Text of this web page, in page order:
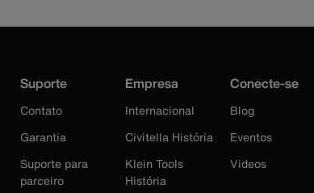
Suporte
Contato
Garantia
Suporte para
parceiro
Empresa
Internacional
Civitella História
Klein Tools
História
Conecte-se
Blog
Eventos
Videos